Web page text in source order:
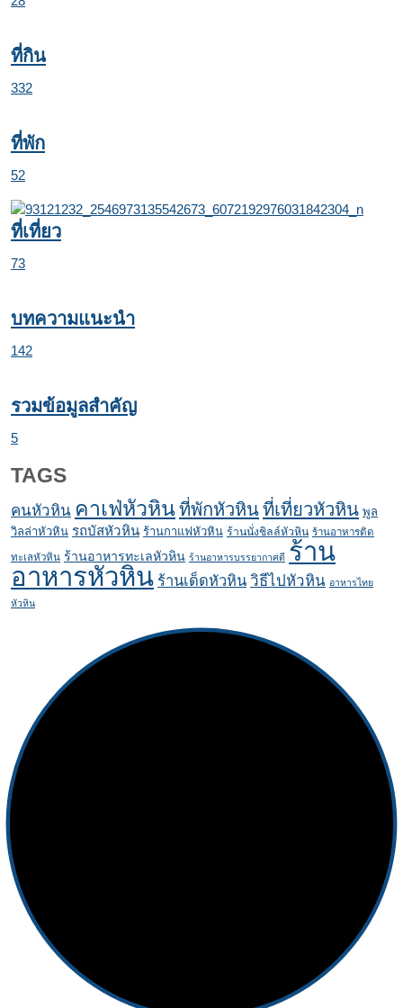
ที่กิน
332
ที่พัก
52
ที่เที่ยว
73
บทความแนะนำ
142
รวมข้อมูลสำคัญ
5
TAGS
คนหัวหิน คาเฟ่หัวหินที่พักหัวหินที่เที่ยวหัวหิน พูล
วิลล่าหัวหิน รถบัสหัวหิน ร้านกาแฟหัวหิน ร้านนั่งชิลล์หัวหิน ร้านอาหารติด
ทะเลหัวหิน ร้านอาหารทะเลหัวหิน ร้านอาหารบรรยากาศดี ร้าน
อาหารหัวหิน ร้านเด็ดหัวหิน วิธีไปหัวหิน อาหารไทย
หัวหิน